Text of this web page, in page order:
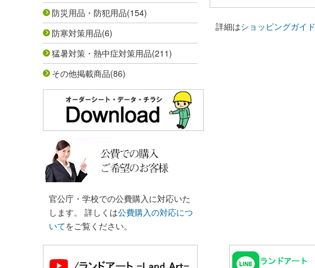
防災用品・防犯用品(154)
防寒対策用品(6)
猛暑対策・熱中症対策用品(211)
その他掲載商品(86)
官公庁・学校での公費購入に対応いた
します。 詳しくは公費購入の対応につ
いてをご覧ください。
詳細はショッピングガイド